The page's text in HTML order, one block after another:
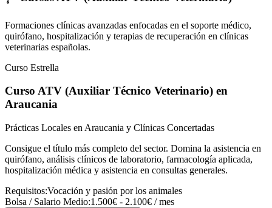
Formaciones clínicas avanzadas enfocadas en el soporte médico,
quirófano, hospitalización y terapias de recuperación en clínicas
veterinarias españolas.
Curso Estrella
Curso ATV (Auxiliar Técnico Veterinario) en
Araucania
Prácticas Locales en Araucania y Clínicas Concertadas
Consigue el título más completo del sector. Domina la asistencia en
quirófano, análisis clínicos de laboratorio, farmacología aplicada,
hospitalización médica y asistencia en consultas generales.
Requisitos:Vocación y pasión por los animales
Bolsa / Salario Medio:1.500€ - 2.100€ / mes